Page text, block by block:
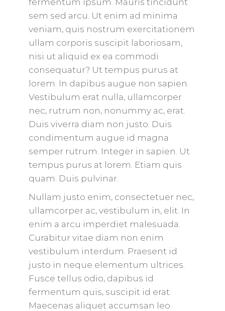
fermentum ipsum. Mauris tincidunt
sem sed arcu. Ut enim ad minima
veniam, quis nostrum exercitationem
ullam corporis suscipit laboriosam,
nisi ut aliquid ex ea commodi
consequatur? Ut tempus purus at
lorem. In dapibus augue non sapien.
Vestibulum erat nulla, ullamcorper
nec, rutrum non, nonummy ac, erat.
Duis viverra diam non justo. Duis
condimentum augue id magna
semper rutrum. Integer in sapien. Ut
tempus purus at lorem. Etiam quis
quam. Duis pulvinar.
Nullam justo enim, consectetuer nec,
ullamcorper ac, vestibulum in, elit. In
enim a arcu imperdiet malesuada.
Curabitur vitae diam non enim
vestibulum interdum. Praesent id
justo in neque elementum ultrices.
Fusce tellus odio, dapibus id
fermentum quis, suscipit id erat.
Maecenas aliquet accumsan leo.